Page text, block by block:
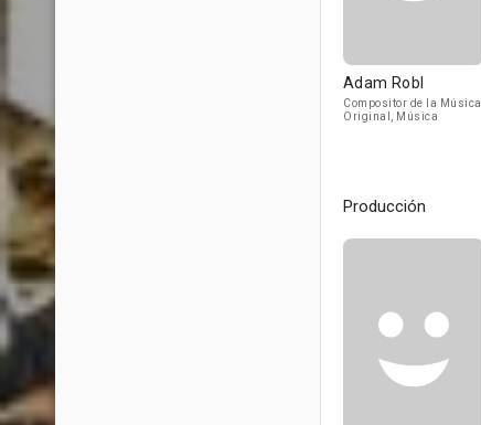
Adam Robl
Compositor de la Música
Original, Música
Producción